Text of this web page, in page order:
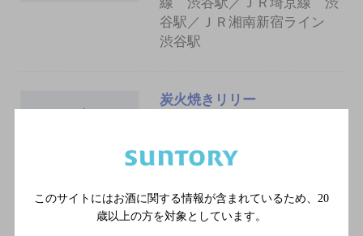
谷駅／ＪＲ湘南新宿ライン
渋谷駅
炭火焼きリリー
京王井の頭線 渋谷駅／ＪＲ
山手線 渋谷駅／ＪＲ埼京
イン 渋谷駅／東京メトロ銀
座線 渋谷駅
このサイトにはお酒に関する情報が含まれているため、 20
歳以上の方を対象としています。